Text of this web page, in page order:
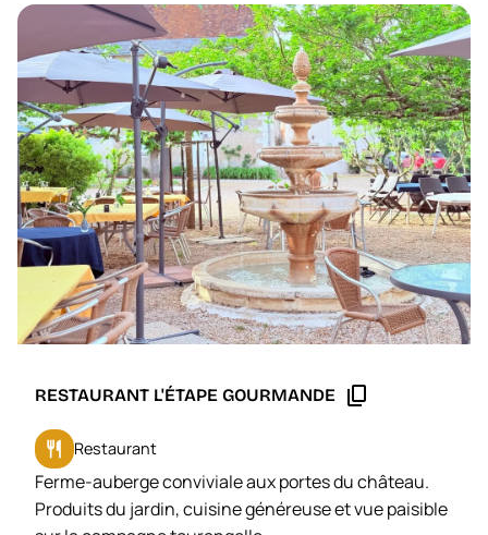
RESTAURANT L'ÉTAPE GOURMANDE content_copy
restaurant Restaurant
Ferme-auberge conviviale aux portes du château.
Produits du jardin, cuisine généreuse et vue paisible